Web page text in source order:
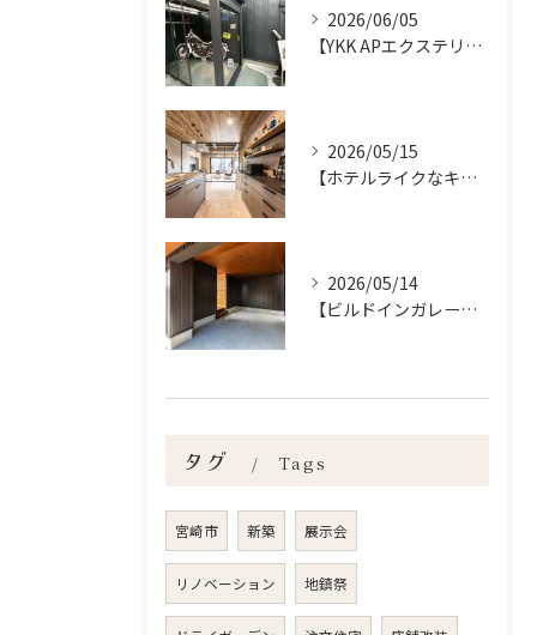
2026/06/05
【YKK APエクステリアフェア2026】宮崎市で新築•リノベーション| mikiデザインハウス
2026/05/15
【ホテルライクなキッチン空間✨】宮崎市で新築•リノベーション| mikiデザインハウス
2026/05/14
【ビルドインガレージの魅力】宮崎市で新築•リノベーション| mikiデザインハウス
タグ Tags
宮崎市 新築 展示会
リノベーション 地鎮祭